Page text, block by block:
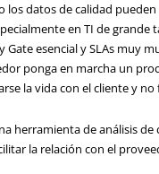
los datos de calidad
en TI de grande
Gate esencial y SLAs muy
ponga en marcha un
la vida con el cliente y no
herramienta de análisis
la relación con el